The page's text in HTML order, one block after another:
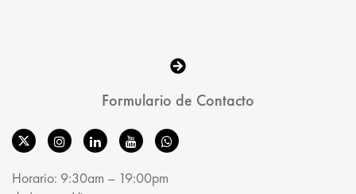
Formulario de Contacto
Horario: 9:30am – 19:00pm